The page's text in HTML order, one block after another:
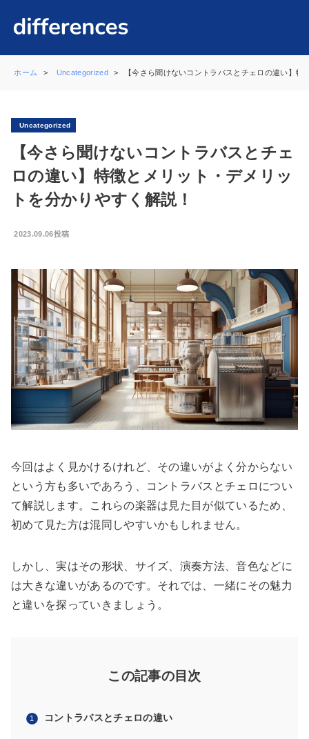
ホーム Uncategorized 【今さら聞けないコントラバスとチェロの違い】
Uncategorized
【今さら聞けないコントラバスとチェ
ロの違い】特徴とメリット・デメリッ
トを分かりやすく解説！
2023.09.06投稿
今回はよく見かけるけれど、その違いがよく分からない
という方も多いであろう、コントラバスとチェロについ
て解説します。これらの楽器は見た目が似ているため、
初めて見た方は混同しやすいかもしれません。
しかし、実はその形状、サイズ、演奏方法、音色などに
は大きな違いがあるのです。それでは、一緒にその魅力
と違いを探っていきましょう。
この記事の目次
コントラバスとチェロの違い